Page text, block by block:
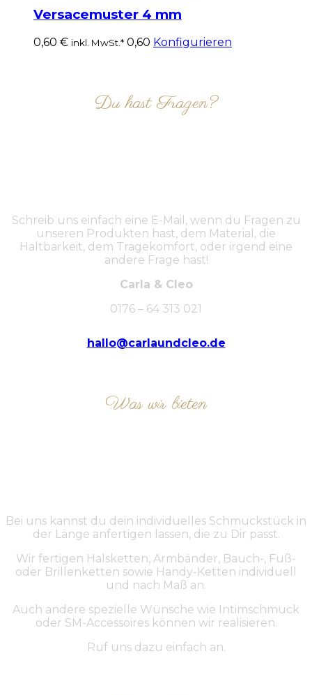
Versacemuster 4 mm
0,60 € inkl. MwSt.* 0,60 Konfigurieren
Du hast Fragen?
Schreib uns einfach eine E-Mail, wenn du Fragen zu
unseren Produkten hast, dem Material, die
Haltbarkeit, dem Tragekomfort, oder irgend eine
andere Frage hast!
Carla & Cleo
0176 – 64 313 021
hallo@carlaundcleo.de
Was wir bieten
Bei uns kannst du dein individuelles Schmuckstück in
der Länge anfertigen lassen, die zu Dir passt.
Wir fertigen Halsketten, Armbänder, Bauch-, Fuß-
oder Brillenketten sowie Handy-Ketten individuell
und nach Maß an.
Auch andere spezielle Wünsche wie Intimschmuck
oder SM-Accessoires können wir realisieren.
Ruf uns dazu einfach an.